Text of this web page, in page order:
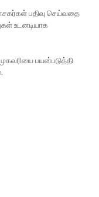
பதிவு செய்வதை
உடனடியாக
பயன்படுத்தி